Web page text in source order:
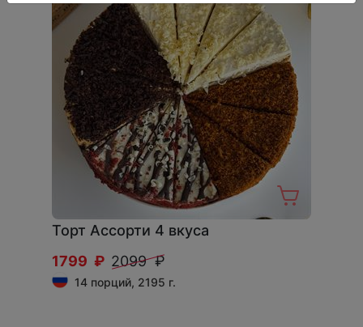
Торт Ассорти 4 вкуса
1799 ₽ 2099 ₽
14 порций, 2195 г.